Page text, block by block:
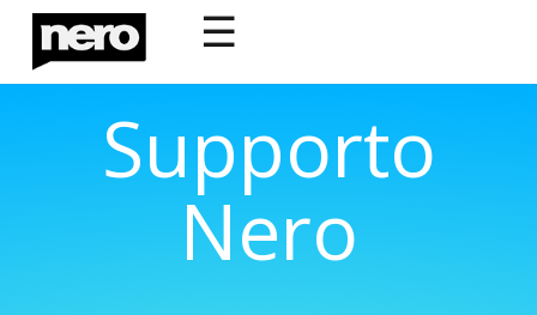
☰
Supporto
Nero